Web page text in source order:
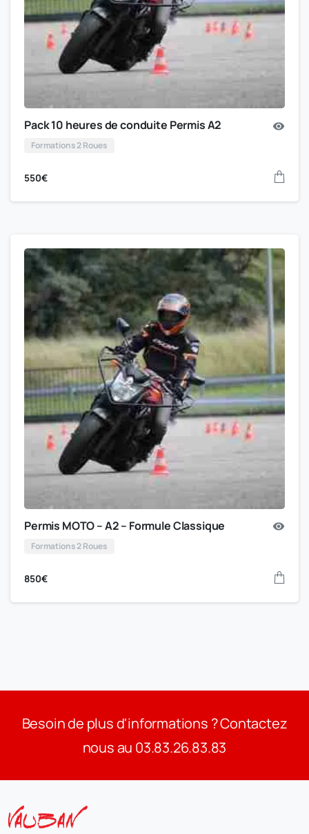
Pack 10 heures de conduite Permis A2
Formations 2 Roues
550€
Permis MOTO – A2 – Formule Classique
Formations 2 Roues
850€
Besoin de plus d'informations ? Contactez
nous au 03.83.26.83.83